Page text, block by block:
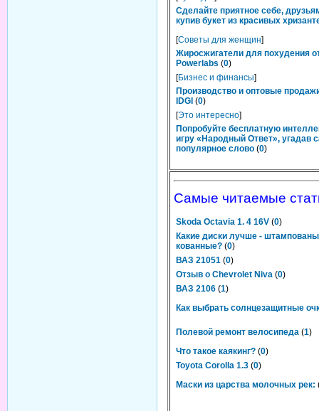
Сделайте приятное себе,
купив букет из красивых
[Советы для женщин]
Жиросжигатели для похудения
Powerlabs (0)
[Бизнес и финансы]
Производство и оптовые
IDGI (0)
[Это интересно]
Попробуйте бесплатную
игру «Народный Ответ», угадав
популярное слово (0)
Самые читаемые
Skoda Octavia 1. 4 16V (0)
Какие диски лучше -
кованные? (0)
ВАЗ 21051 (0)
Отзыв о Chevrolet Niva (0)
ВАЗ 2106 (1)
Как выбрать солнцезащитные
Полевой ремонт велосипеда (1)
Что такое каякинг? (0)
Toyota Corolla 1.3 (0)
Маски из царства молочных рек: